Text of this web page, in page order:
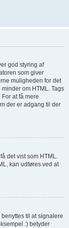
god styring af
som giver
muligheden for det
om HTML. Tags
at få mere
der er adgang til der
det vist som HTML.
kan udføres ved at
til at signalere
:) betyder